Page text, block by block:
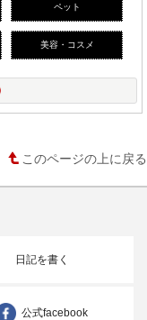
ペット
美容・コスメ
このページの上に戻る
日記を書く
公式facebook